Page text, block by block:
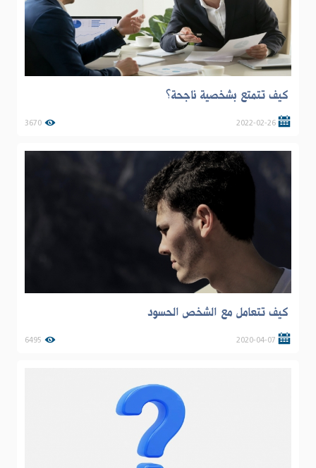
كيف تتمتع بشخصية ناجحة؟
2022-02-26
3670
كيف تتعامل مع الشخص الحسود
2020-04-07
6495